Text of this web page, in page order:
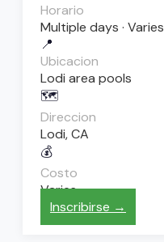
Horario
Multiple days · Varies
📍
Ubicacion
Lodi area pools
🗺️
Direccion
Lodi, CA
💰
Costo
Varies
Inscribirse →